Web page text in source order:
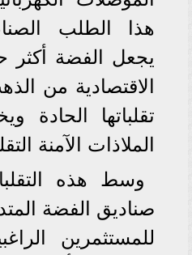
هذا الطلب
يجعل الفضة أكثر
الاقتصادية من
تقلباتها الحادة
الملاذات الآمنة
وسط هذه
صناديق الفضة
للمستثمرين